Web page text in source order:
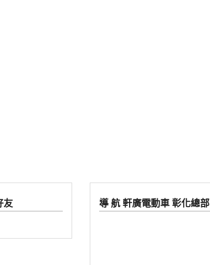
友 導 航 軒廣電動車 彰化總部